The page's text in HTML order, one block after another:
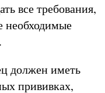
все требования,
необходимые
должен иметь
прививках,